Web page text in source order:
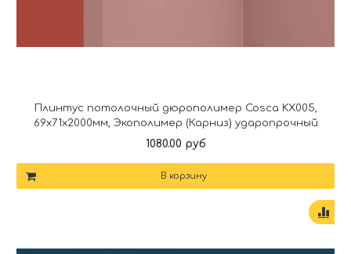
Плинтус потолочный дюрополимер Cosca KX005,
69x71x2000мм, Экополимер (Карниз) ударопрочный
1080.00 руб
В корзину